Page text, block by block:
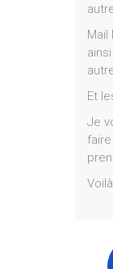
Mail
Et
Je